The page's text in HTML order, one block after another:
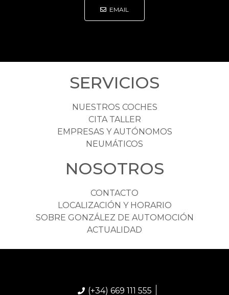
EMAIL
SERVICIOS
NUESTROS COCHES
CITA TALLER
EMPRESAS Y AUTÓNOMOS
NEUMÁTICOS
NOSOTROS
CONTACTO
LOCALIZACIÓN Y HORARIO
SOBRE GONZÁLEZ DE AUTOMOCIÓN
ACTUALIDAD
(+34) 669 111 555